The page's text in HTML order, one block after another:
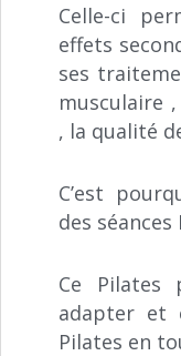
Celle-ci
effets
ses
musculaire
, la qualité
C’est
des séances
Ce Pilates
adapter et
Pilates en